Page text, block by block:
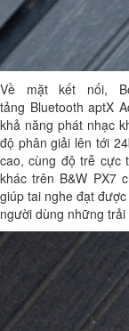
Về mặt kết nối,
tảng Bluetooth aptX
khả năng phát nhạc
độ phân giải lên tới
cao, cùng độ trễ cực
khác trên B&W PX7
giúp tai nghe đạt
người dùng những